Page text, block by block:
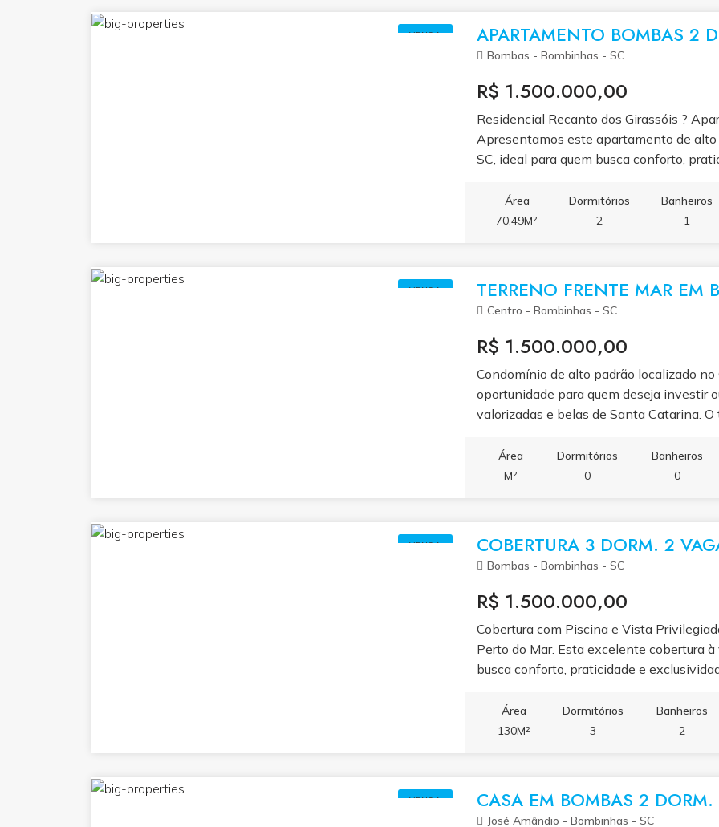
VENDA APARTAMENTO BOMBAS 2
Bombas - Bombinhas - SC
R$ 1.500.000,00
Residencial Recanto dos Girassóis ?
Apresentamos este apartamento de
SC, ideal para quem busca conforto,
oferece facilidade de acesso e
do litoral catarinense. Com 70,49m² de
modernas e funcionais, enquanto a
completa oferece um espaço perfeito
apartamento conta com ar-
de garagem privativa, tornando-o pronto
Recanto dos Girassóis combina
acabamento de qualidade,
sofisticação. Este imóvel é ideal tanto
temporada, apresentando excelente
Área
70,49M²
Dormitórios
2
Banheiros
1
VENDA TERRENO FRENTE MAR EM
Centro - Bombinhas - SC
R$ 1.500.000,00
Condomínio de alto padrão localizado
oportunidade para quem deseja investir
valorizadas e belas de Santa Catarina.
infraestrutura e proximidade de tudo o
restaurantes e serviços. Perfeito para
Área
M²
Dormitórios
0
Banheiros
0
VENDA COBERTURA 3 DORM. 2
Bombas - Bombinhas - SC
R$ 1.500.000,00
Cobertura com Piscina e Vista
Perto do Mar. Esta excelente cobertura
busca conforto, praticidade e
combinação ideal de ambientes
sendo uma ótima opção tanto para
é composta por uma sala de estar
ambiente acolhedor e funcional. A
Área
130M²
Dormitórios
3
Banheiros
2
VENDA CASA EM BOMBAS 2
José Amândio - Bombinhas - SC